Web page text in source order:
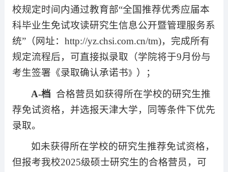
校规定时间内通过教育部“全国推荐优秀应届本
科毕业生免试攻读研究生信息公开暨管理服务系
统”（网址： http://yz.chsi.com.cn/tm)，完成所有
规定流程后，可直接拟录取（学院将于9月份与
考生签署 《录取确认承诺书》 ）；
A-档 合格营员如获得所在学校的研究生推
荐免试资格，并选报天津大学，同等条件下优先
录取。
如未获得所在学校的研究生推荐免试资格，
但报考我校2025级硕士研究生的合格营员，可